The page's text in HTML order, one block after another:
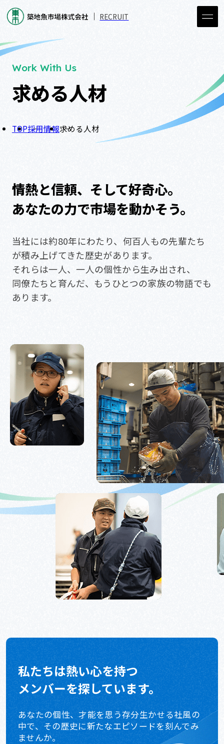
RECRUIT
Work With Us
求める人材
TOP採用情報求める人材
情熱と信頼、そして好奇心。
あなたの力で市場を動かそう。
当社には約80年にわたり、何百人もの先輩たち
が積み上げてきた歴史があります。
それらは一人、一人の個性から生み出され、
同僚たちと育んだ、もうひとつの家族の物語でも
あります。
私たちは熱い心を持つ
メンバーを探しています。
あなたの個性、才能を思う存分生かせる社風の
中で、 その歴史に新たなエピソードを刻んでみ
ませんか。